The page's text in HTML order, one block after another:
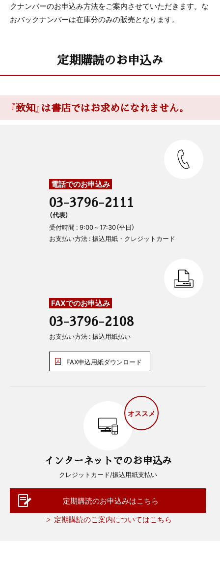
クナンバーのお申込み方法をご案内させていただきます。な
おバックナンバーは在庫分のみの販売となります。
定期購読のお申込み
『致知』は書店ではお求めになれません。
電話でのお申込み
03-3796-2111
（代表）
受付時間 : 9:00～17:30（平日）
お支払い方法 : 振込用紙・クレジットカード
FAXでのお申込み
03-3796-2108
お支払い方法 : 振込用紙払い
FAX申込用紙ダウンロード
オススメ
インターネットでのお申込み
クレジットカード/振込用紙支払い
定期購読のお申込みはこちら
定期購読のご案内についてはこちら